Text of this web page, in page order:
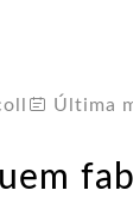
Última